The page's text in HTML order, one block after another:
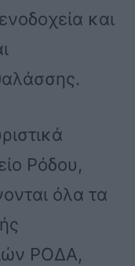
και
Ρόδου,
όλα τα
ΡΟΔΑ,